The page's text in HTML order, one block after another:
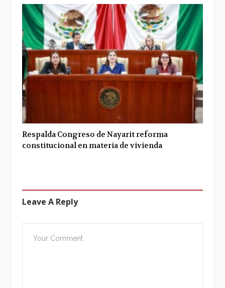
Respalda Congreso de Nayarit reforma
constitucional en materia de vivienda
Leave A Reply